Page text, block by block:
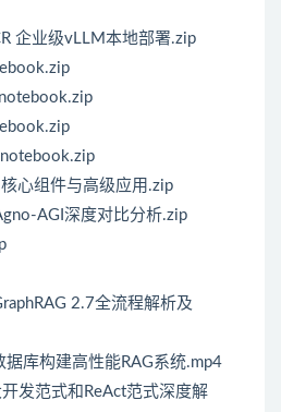
企业级vLLM本地部署.zip
心组件与高级应用.zip
AGI深度对比分析.zip
2.7全流程解析及
库构建高性能RAG系统.mp4
发范式和ReAct范式深度解